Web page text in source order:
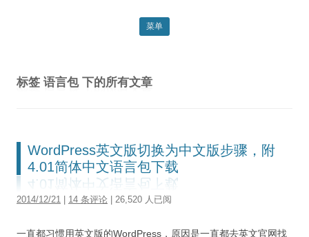
菜单
博客首页
前端开发
SEO
视觉/交互设计
杂项研究
标签 语言包下的所有文章
WordPress英文版切换为中文版步骤，附
4.01简体中文语言包下载
2014/12/21 14 条评论 | 26,520 人已阅
一直都习惯用英文版的WordPress，原因是一直都去英文官网找